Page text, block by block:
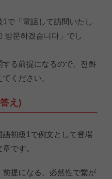
で「電話して訪問いたし
방문하겠습니다」でし
る前提になるので、전화
ください。
え)
初級1で例文として登場
です。
提になる、必然性で繋が